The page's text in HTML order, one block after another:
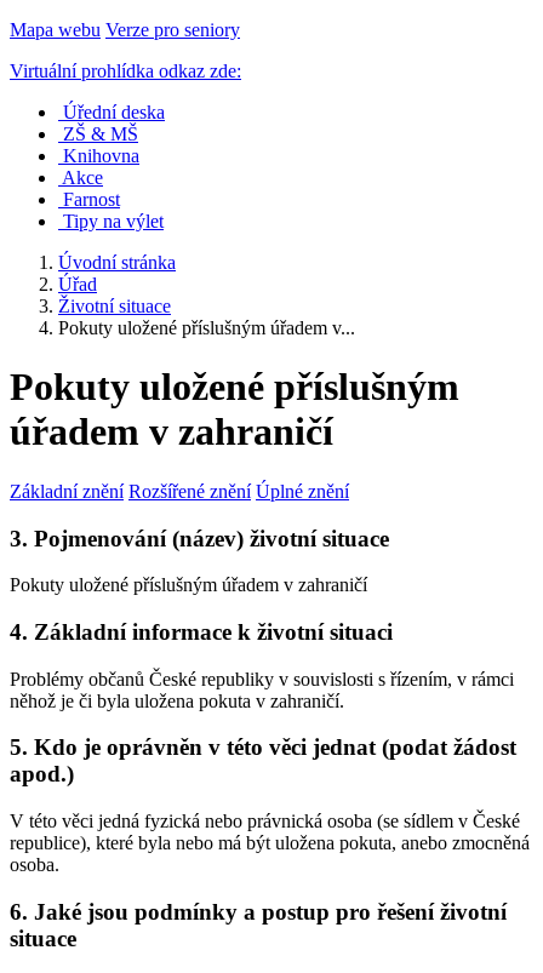
Mapa webu Verze pro seniory
Virtuální prohlídka odkaz zde:
Úřední deska
ZŠ & MŠ
Knihovna
Akce
Farnost
Tipy na výlet
Úvodní stránka
Úřad
Životní situace
Pokuty uložené příslušným úřadem v...
Pokuty uložené příslušným
úřadem v zahraničí
Základní znění Rozšířené znění Úplné znění
3. Pojmenování (název) životní situace
Pokuty uložené příslušným úřadem v zahraničí
4. Základní informace k životní situaci
Problémy občanů České republiky v souvislosti s řízením, v rámci
něhož je či byla uložena pokuta v zahraničí.
5. Kdo je oprávněn v této věci jednat (podat žádost
apod.)
V této věci jedná fyzická nebo právnická osoba (se sídlem v České
republice), které byla nebo má být uložena pokuta, anebo zmocněná
osoba.
6. Jaké jsou podmínky a postup pro řešení životní
situace